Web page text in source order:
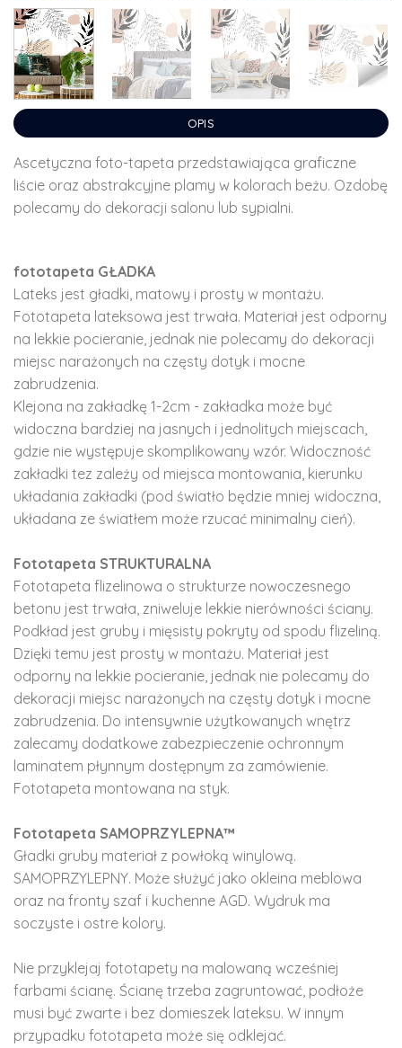
OPIS
Ascetyczna foto-tapeta przedstawiająca graficzne
liście oraz abstrakcyjne plamy w kolorach beżu. Ozdobę
polecamy do dekoracji salonu lub sypialni.
fototapeta GŁADKA
Lateks jest gładki, matowy i prosty w montażu.
Fototapeta lateksowa jest trwała. Materiał jest odporny
na lekkie pocieranie, jednak nie polecamy do dekoracji
miejsc narażonych na częsty dotyk i mocne
zabrudzenia.
Klejona na zakładkę 1-2cm - zakładka może być
widoczna bardziej na jasnych i jednolitych miejscach,
gdzie nie występuje skomplikowany wzór. Widoczność
zakładki tez zależy od miejsca montowania, kierunku
układania zakładki (pod światło będzie mniej widoczna,
układana ze światłem może rzucać minimalny cień).
Fototapeta STRUKTURALNA
Fototapeta flizelinowa o strukturze nowoczesnego
betonu jest trwała, zniweluje lekkie nierówności ściany.
Podkład jest gruby i mięsisty pokryty od spodu flizeliną.
Dzięki temu jest prosty w montażu. Materiał jest
odporny na lekkie pocieranie, jednak nie polecamy do
dekoracji miejsc narażonych na częsty dotyk i mocne
zabrudzenia. Do intensywnie użytkowanych wnętrz
zalecamy dodatkowe zabezpieczenie ochronnym
laminatem płynnym dostępnym za zamówienie.
Fototapeta montowana na styk.
Fototapeta SAMOPRZYLEPNA™
Gładki gruby materiał z powłoką winylową.
SAMOPRZYLEPNY. Może służyć jako okleina meblowa
oraz na fronty szaf i kuchenne AGD. Wydruk ma
soczyste i ostre kolory.
Nie przyklejaj fototapety na malowaną wcześniej
farbami ścianę. Ścianę trzeba zagruntować, podłoże
musi być zwarte i bez domieszek lateksu. W innym
przypadku fototapeta może się odklejać.